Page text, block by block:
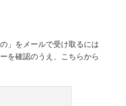
」をメールで受け取るには
を確認のうえ、こちらから